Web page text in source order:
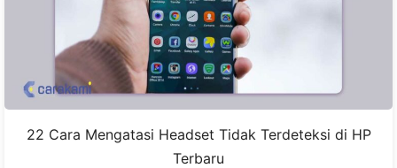
22 Cara Mengatasi Headset Tidak Terdeteksi di HP
Terbaru